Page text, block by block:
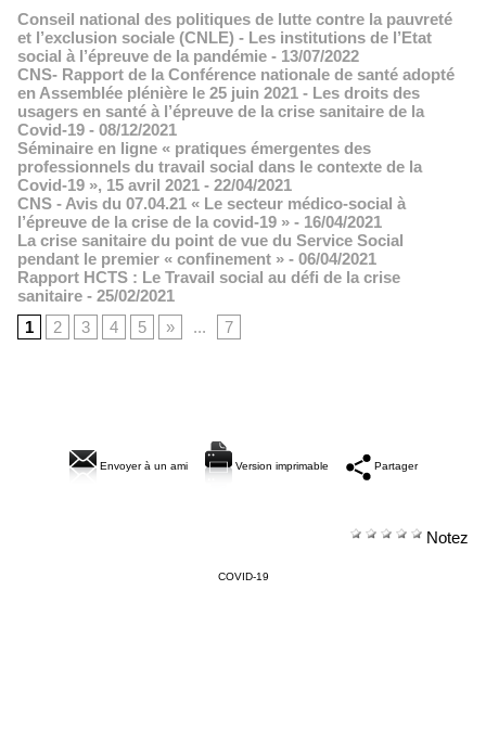
Conseil national des politiques de lutte contre la pauvreté
et l’exclusion sociale (CNLE) - Les institutions de l’Etat
social à l’épreuve de la pandémie - 13/07/2022
CNS- Rapport de la Conférence nationale de santé adopté
en Assemblée plénière le 25 juin 2021 - Les droits des
usagers en santé à l’épreuve de la crise sanitaire de la
Covid-19 - 08/12/2021
Séminaire en ligne « pratiques émergentes des
professionnels du travail social dans le contexte de la
Covid-19 », 15 avril 2021 - 22/04/2021
CNS - Avis du 07.04.21 « Le secteur médico-social à
l’épreuve de la crise de la covid-19 » - 16/04/2021
La crise sanitaire du point de vue du Service Social
pendant le premier « confinement » - 06/04/2021
Rapport HCTS : Le Travail social au défi de la crise
sanitaire - 25/02/2021
1
2 3 4 5 » ... 7
Envoyer à un ami Version imprimable Partager
Notez
COVID-19